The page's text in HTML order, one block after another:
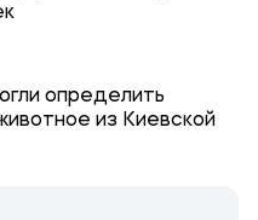
определить
из Киевской